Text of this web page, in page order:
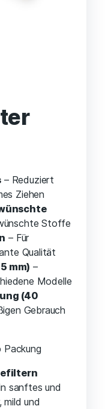
– Reduziert
Ziehen
Stoffe
– Für
Qualität
mm) –
Modelle
(40
Gebrauch
sanftes und
mild und